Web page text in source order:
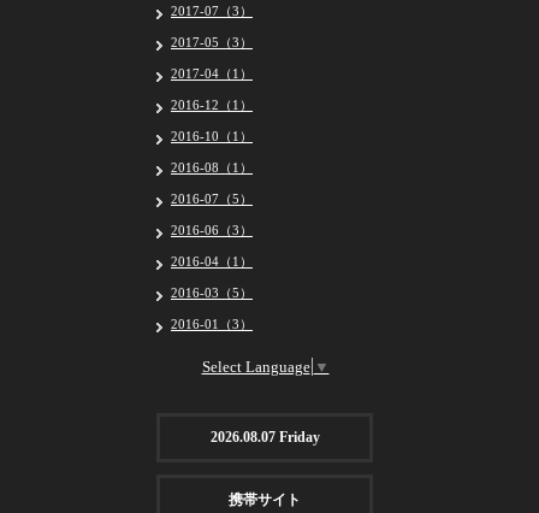
2017-07（3）
2017-05（3）
2017-04（1）
2016-12（1）
2016-10（1）
2016-08（1）
2016-07（5）
2016-06（3）
2016-04（1）
2016-03（5）
2016-01（3）
Select Language ▼
2026.08.07 Friday
携帯サイト